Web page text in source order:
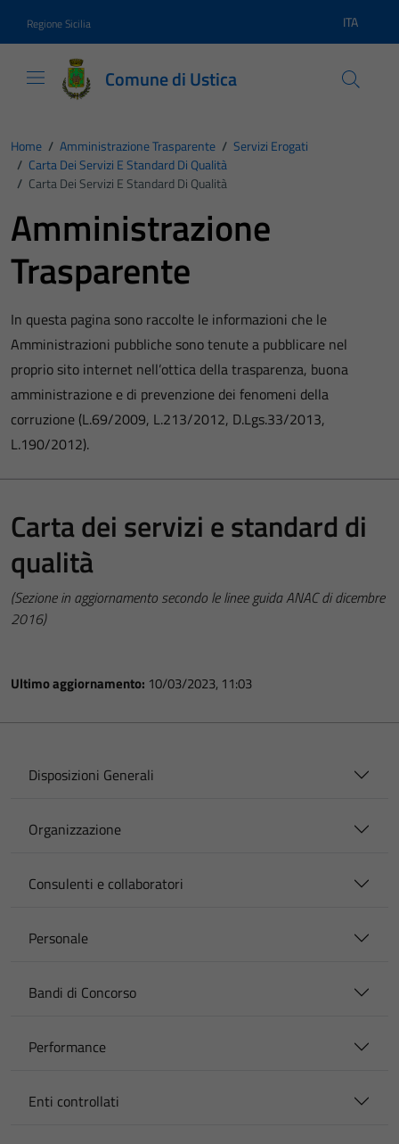
Regione Sicilia Lingua
ITA
Comune di Ustica
Home / Amministrazione Trasparente / Servizi Erogati
/ Carta Dei Servizi E Standard Di Qualità
/ Carta Dei Servizi E Standard Di Qualità
Amministrazione
Trasparente
In questa pagina sono raccolte le informazioni che le
Amministrazioni pubbliche sono tenute a pubblicare nel
proprio sito internet nell’ottica della trasparenza, buona
amministrazione e di prevenzione dei fenomeni della
corruzione (L.69/2009, L.213/2012, D.Lgs.33/2013,
L.190/2012).
Carta dei servizi e standard di
qualità
(Sezione in aggiornamento secondo le linee guida ANAC di dicembre
2016)
Ultimo aggiornamento: 10/03/2023, 11:03
Disposizioni Generali
Organizzazione
Consulenti e collaboratori
Personale
Bandi di Concorso
Performance
Enti controllati